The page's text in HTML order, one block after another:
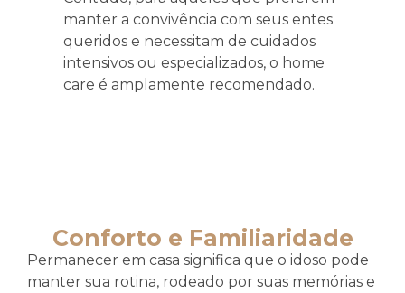
manter a convivência com seus entes
queridos e necessitam de cuidados
intensivos ou especializados, o home
care é amplamente recomendado.
Conforto e Familiaridade
Permanecer em casa significa que o idoso pode
manter sua rotina, rodeado por suas memórias e